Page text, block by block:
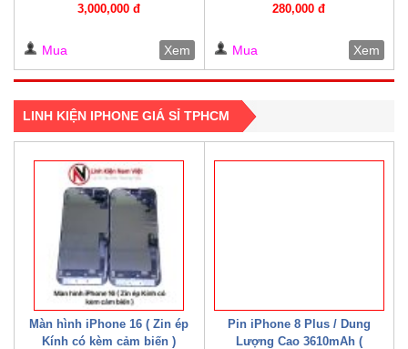
3,000,000 đ
Mua Xem
280,000 đ
Mua Xem
LINH KIỆN IPHONE GIÁ SỈ TPHCM
Màn hình iPhone 16 ( Zin ép
Kính có kèm cảm biến )
Pin iPhone 8 Plus / Dung
Lượng Cao 3610mAh (